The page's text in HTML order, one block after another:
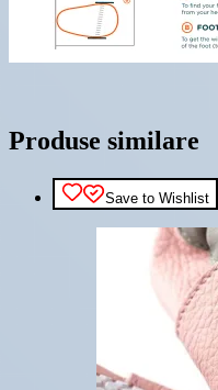
Produse similare
Save to Wishlist